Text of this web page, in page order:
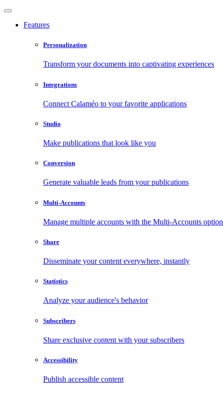
Features
Personalization
Transform your documents into captivating experiences
Integrations
Connect Calaméo to your favorite applications
Studio
Make publications that look like you
Conversion
Generate valuable leads from your publications
Multi-Accounts
Manage multiple accounts with the Multi-Accounts option
Share
Disseminate your content everywhere, instantly
Statistics
Analyze your audience's behavior
Subscribers
Share exclusive content with your subscribers
Accessibility
Publish accessible content